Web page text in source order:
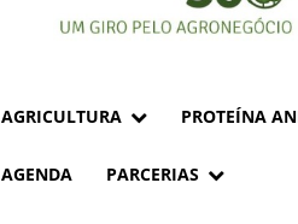
AGRICULTURA PROTEÍNA
AGENDA PARCERIAS